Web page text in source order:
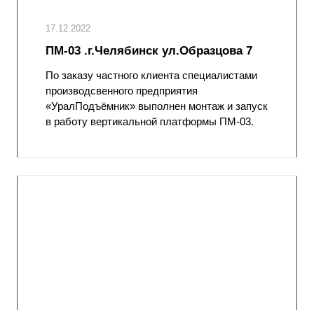
17.12.2022
ПМ-03 .г.Челябинск ул.Образцова 7
По заказу частного клиента специалистами
производсвенного предприятия
«УралПодъёмник» выполнен монтаж и запуск
в работу вертикальной платформы ПМ-03.